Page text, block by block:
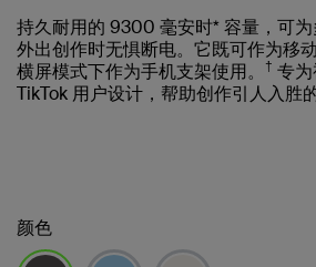
持久耐用的 9300 毫安时* 容量，可为
外出创作时无惧断电。它既可作为移
横屏模式下作为手机支架使用。
† 专
TikTok 用户设计，帮助创作引人入胜
颜色